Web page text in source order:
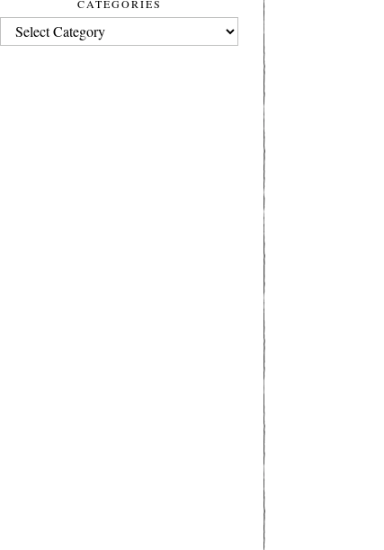
CATEGORIES
CATEGORIES